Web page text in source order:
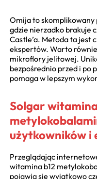
Omija to skomplikowany
gdzie nierzadko brakuje
Castle’a. Metoda ta jest
ekspertów. Warto
mikroflory jelitowej.
bezpośrednio przed i po
pomaga w lepszym
Solgar
użytkowników i
Przeglądając
witamina b12
pojawia się wyjątkowo